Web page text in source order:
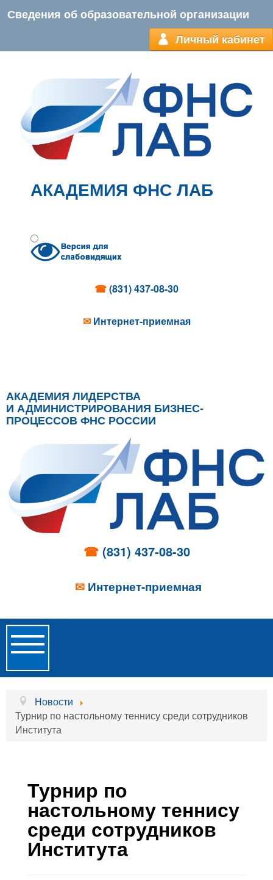
Сведения об образовательной организации
Личный кабинет
АКАДЕМИЯ ФНС ЛАБ
☎(831) 437-08-30
✉ Интернет-приемная
АКАДЕМИЯ ЛИДЕРСТВА
И АДМИНИСТРИРОВАНИЯ БИЗНЕС-
ПРОЦЕССОВ ФНС РОССИИ
☎ (831) 437-08-30
✉ Интернет-приемная
Toggle
Navigation
Главная
Об учреждении
Услуги проживания
Контакты
Блог
Новости
Турнир по настольному теннису среди сотрудников
Института
Турнир по
настольному теннису
среди сотрудников
Института